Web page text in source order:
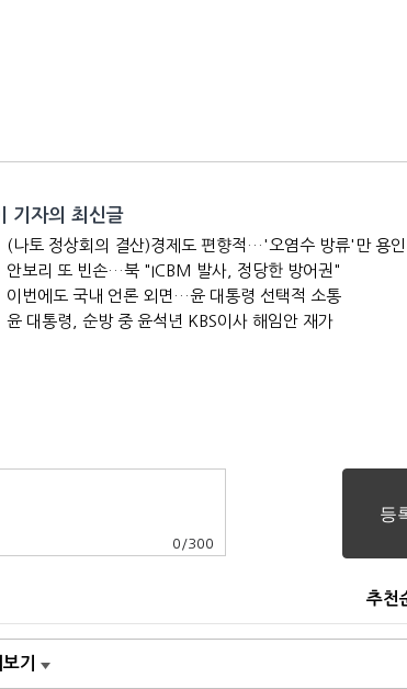
기자의 최신글
(나토 정상회의 결산)경제도 편향적…'오염수 방류'만 용인
안보리 또 빈손…북 "ICBM 발사, 정당한 방어권"
이번에도 국내 언론 외면…윤 대통령 선택적 소통
윤 대통령, 순방 중 윤석년 KBS이사 해임안 재가
0 /300
추천
기